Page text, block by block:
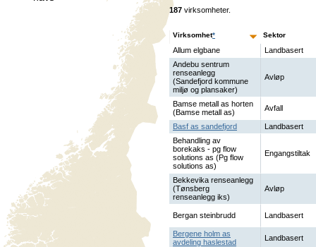
187 virksomheter.
Virksomhet* Sektor
Allum elgbane
Landbasert
Andebu sentrum
renseanlegg
(Sandefjord kommune
miljø og plansaker)
Avløp
Bamse metall as horten
(Bamse metall as)
Avfall
Basf as sandefjord
Landbasert
Behandling av
borekaks - pg flow
solutions as (Pg flow
solutions as)
Engangstiltak
Bekkevika renseanlegg
(Tønsberg
renseanlegg iks)
Avløp
Bergan steinbrudd Landbasert
Bergene holm as
avdeling haslestad
Landbasert